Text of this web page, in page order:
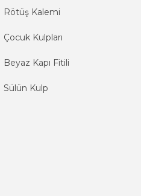
Rötüş Kalemi
Çocuk Kulpları
Beyaz Kapı Fitili
Sülün Kulp